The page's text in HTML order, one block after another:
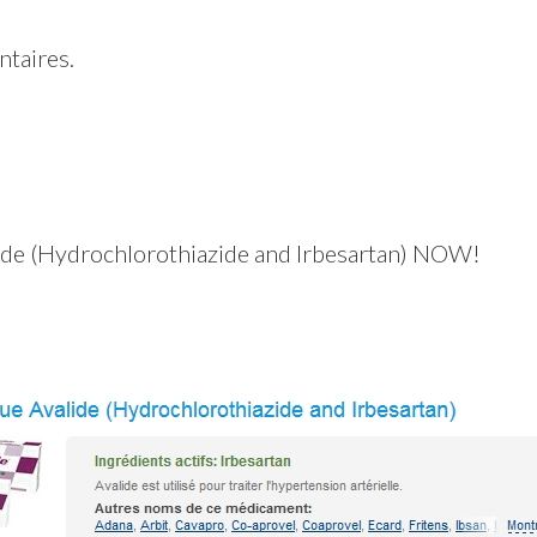
(Hydrochlorothiazide and Irbesartan) NOW!